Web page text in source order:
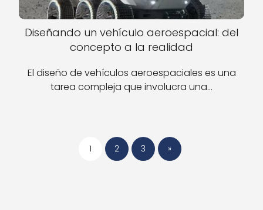
Diseñando un vehículo aeroespacial: del
concepto a la realidad
El diseño de vehículos aeroespaciales es una
tarea compleja que involucra una…
1 2 3 »